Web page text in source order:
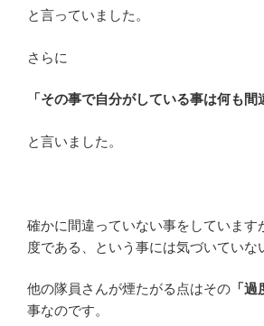
と言っていました。
さらに
「その事で自分がしている事は何も間
と言いました。
確かに間違っていない事をしています
度である、という事には気づいていな
他の隊員さんが煙たがる点はその 「過
事なのです。